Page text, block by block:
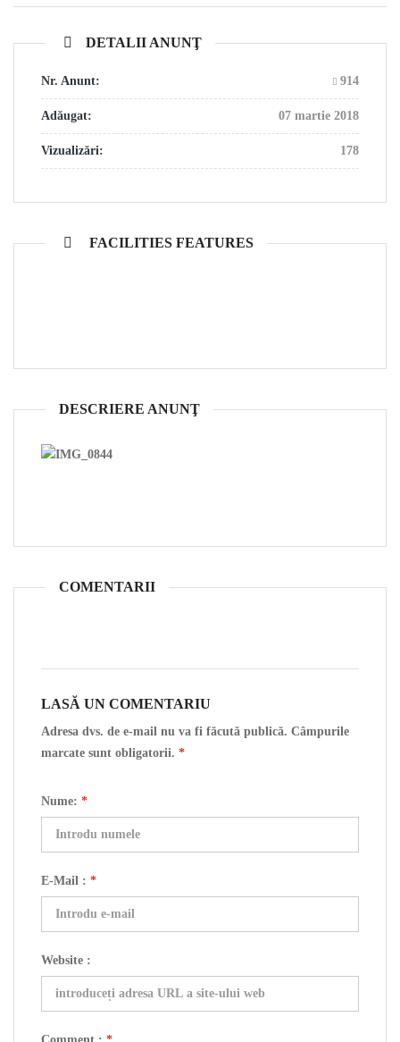
DETALII ANUNŢ
Nr. Anunt: 914
Adăugat: 07 martie 2018
Vizualizări: 178
FACILITIES FEATURES
DESCRIERE ANUNŢ
COMENTARII
LASĂ UN COMENTARIU
Adresa dvs. de e-mail nu va fi făcută publică. Câmpurile
marcate sunt obligatorii. *
Nume: *
E-Mail : *
Website :